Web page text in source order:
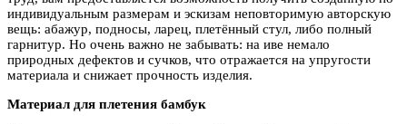
индивидуальным размерам и эскизам неповторимую авторскую
вещь: абажур, подносы, ларец, плетённый стул, либо полный
гарнитур. Но очень важно не забывать: на иве немало
природных дефектов и сучков, что отражается на упругости
материала и снижает прочность изделия.
Материал для плетения бамбук